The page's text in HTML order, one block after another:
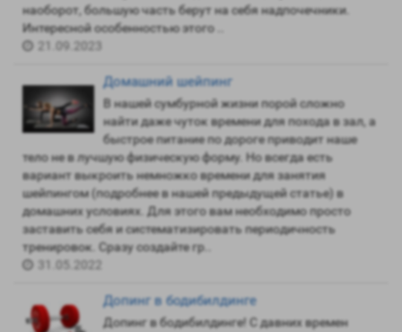
наоборот, большую часть берут на себя надпочечники.
Интересной особенностью этого ..
21.09.2023
Домашний шейпинг
В нашей сумбурной жизни порой сложно
найти даже чуток времени для похода в зал, а
быстрое питание по дороге приводит наше
тело не в лучшую физическую форму. Но всегда есть
вариант выкроить немножко времени для занятия
шейпингом (подробнее в нашей предыдущей статье) в
домашних условиях. Для этого вам необходимо просто
заставить себя и систематизировать периодичность
тренировок. Сразу создайте гр..
Допинг в бодибилдинге
Допинг в бодибилдинге! С давних времен